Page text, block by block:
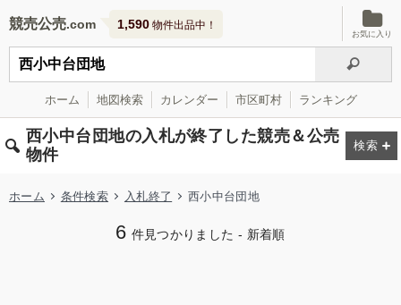
競売公売 1,590 物件出品中！
お気に入り
ホーム 地図検索 カレンダー 市区町村 ランキング
西小中台団地の入札が終了した競売＆公売
物件
ホーム 条件検索 入札終了 西小中台団地
6 件見つかりました - 新着順